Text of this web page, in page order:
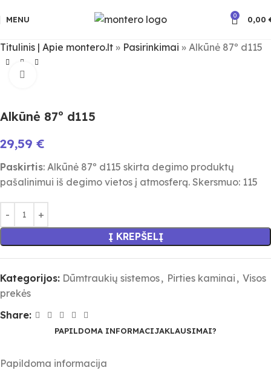
MENU 0 0,00
Titulinis | Apie montero.lt » Pasirinkimai » Alkūnė 87º d115
Alkūnė 87º d115
29,59 €
Paskirtis: Alkūnė 87º d115 skirta degimo produktų
pašalinimui iš degimo vietos į atmosferą. Skersmuo: 115
Į KREPŠELĮ
Kategorijos: Dūmtraukių sistemos, Pirties kaminai , Visos
prekės
Share:
PAPILDOMA INFORMACIJAKLAUSIMAI?
Papildoma informacija